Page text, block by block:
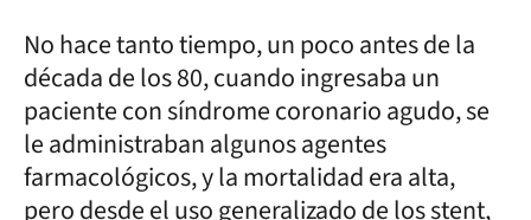
No hace tanto tiempo, un poco antes de la
década de los 80, cuando ingresaba un
paciente con síndrome coronario agudo, se
le administraban algunos agentes
farmacológicos, y la mortalidad era alta,
pero desde el uso generalizado de los stent,